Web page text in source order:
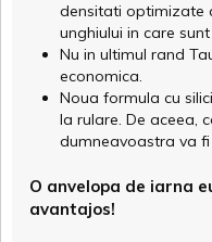
densitati optimizate
unghiului in care
Nu in ultimul rand
economica.
Noua formula cu
la rulare. De aceea,
dumneavoastra va fi
O anvelopa de iarna
avantajos!